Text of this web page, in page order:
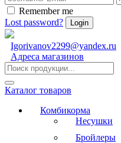
Remember me
Lost password?
Igorivanov2299@yandex.ru
Адреса магазинов
Каталог товаров
Комбикорма
Несушки
Бройлеры